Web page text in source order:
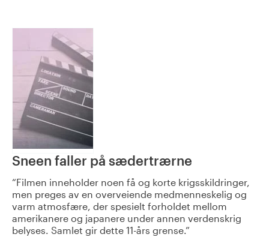
Sneen faller på sædertrærne
Filmen inneholder noen få og korte krigsskildringer,
men preges av en overveiende medmenneskelig og
varm atmosfære, der spesielt forholdet mellom
amerikanere og japanere under annen verdenskrig
belyses. Samlet gir dette 11-års grense.